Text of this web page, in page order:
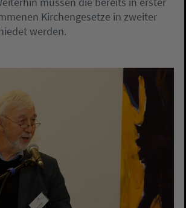
Kirchengesetze in zweiter
werden.